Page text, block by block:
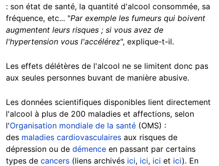
: son état de santé, la quantité d'alcool consommée, sa
fréquence, etc... "Par exemple les fumeurs qui boivent
augmentent leurs risques ; si vous avez de
l'hypertension vous l'accélérez", explique-t-il.
Les effets délétères de l'alcool ne se limitent donc pas
aux seules personnes buvant de manière abusive.
Les données scientifiques disponibles lient directement
l'alcool à plus de 200 maladies et affections, selon
l'Organisation mondiale de la santé (OMS) :
des maladies cardiovasculaires aux risques de
dépression ou de démence en passant par certains
types de cancers (liens archivés ici, ici, ici et ici). En